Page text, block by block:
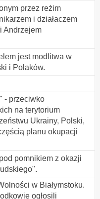
przez reżim
i działaczem
Andrzejem
jest modlitwa w
i Polaków.
- przeciwko
na terytorium
Ukrainy, Polski,
planu okupacji
pomnikiem z okazji
w Białymstoku.
ogłosili